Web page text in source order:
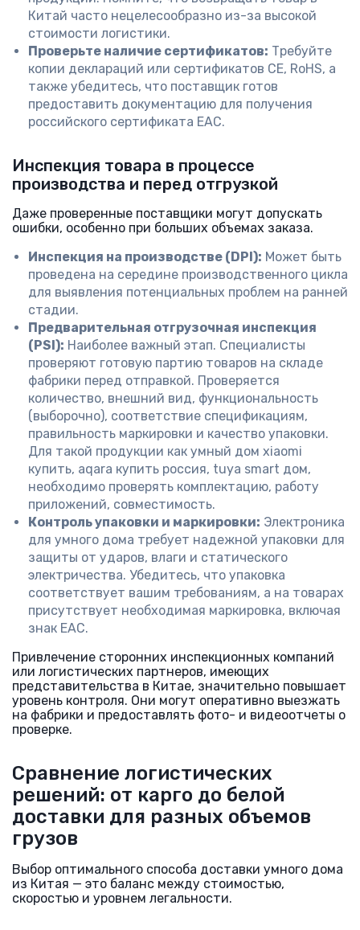
Китай часто нецелесообразно из-за высокой
стоимости логистики.
Проверьте наличие сертификатов: Требуйте
копии деклараций или сертификатов CE, RoHS, а
также убедитесь, что поставщик готов
предоставить документацию для получения
российского сертификата ЕАС.
Инспекция товара в процессе
производства и перед отгрузкой
Даже проверенные поставщики могут допускать
ошибки, особенно при больших объемах заказа.
Инспекция на производстве (DPI): Может быть
проведена на середине производственного цикла
для выявления потенциальных проблем на ранней
стадии.
Предварительная отгрузочная инспекция
(PSI): Наиболее важный этап. Специалисты
проверяют готовую партию товаров на складе
фабрики перед отправкой. Проверяется
количество, внешний вид, функциональность
(выборочно), соответствие спецификациям,
правильность маркировки и качество упаковки.
Для такой продукции как умный дом xiaomi
купить, aqara купить россия, tuya smart дом,
необходимо проверять комплектацию, работу
приложений, совместимость.
Контроль упаковки и маркировки: Электроника
для умного дома требует надежной упаковки для
защиты от ударов, влаги и статического
электричества. Убедитесь, что упаковка
соответствует вашим требованиям, а на товарах
присутствует необходимая маркировка, включая
знак ЕАС.
Привлечение сторонних инспекционных компаний
или логистических партнеров, имеющих
представительства в Китае, значительно повышает
уровень контроля. Они могут оперативно выезжать
на фабрики и предоставлять фото- и видеоотчеты о
проверке.
Сравнение логистических
решений: от карго до белой
доставки для разных объемов
грузов
Выбор оптимального способа доставки умного дома
из Китая — это баланс между стоимостью,
скоростью и уровнем легальности.